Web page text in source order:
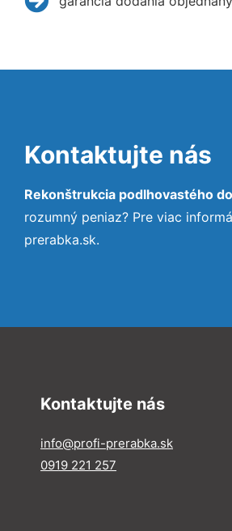
Kontaktujte nás
Rekonštrukcia podlhovastého
rozumný peniaz? Pre viac
prerabka.sk.
Kontaktujte nás
info@profi-prerabka.sk
0919 221 257